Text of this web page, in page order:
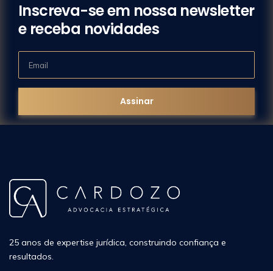
Inscreva-se em nossa newsletter
e receba novidades
25 anos de expertise jurídica, construindo confiança e
resultados.